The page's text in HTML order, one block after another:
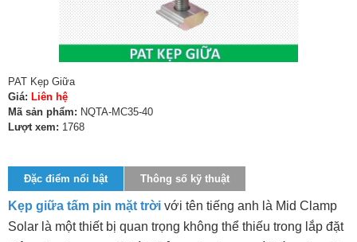
PAT Kẹp Giữa
Giá: Liên hệ
Mã sản phẩm: NQTA-MC35-40
Lượt xem: 1768
Đặc điểm nổi bật Thông số kỹ thuật
Kẹp giữa tấm pin mặt trời với tên tiếng anh là Mid Clamp
Solar là một thiết bị quan trọng không thể thiếu trong lắp đặt